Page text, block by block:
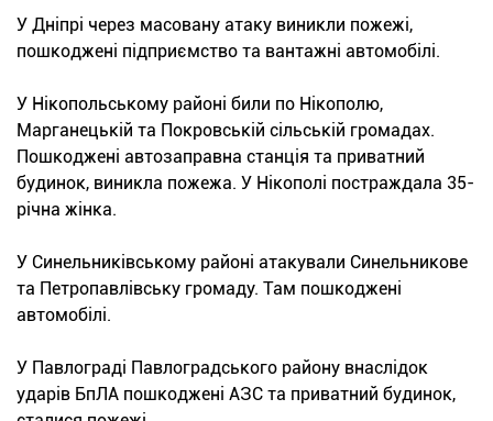
У Дніпрі через масовану атаку виникли пожежі,
пошкоджені підприємство та вантажні автомобілі.
У Нікопольському районі били по Нікополю,
Марганецькій та Покровській сільській громадах.
Пошкоджені автозаправна станція та приватний
будинок, виникла пожежа. У Нікополі постраждала 35-
річна жінка.
У Синельниківському районі атакували Синельникове
та Петропавлівську громаду. Там пошкоджені
автомобілі.
У Павлограді Павлоградського району внаслідок
ударів БпЛА пошкоджені АЗС та приватний будинок,